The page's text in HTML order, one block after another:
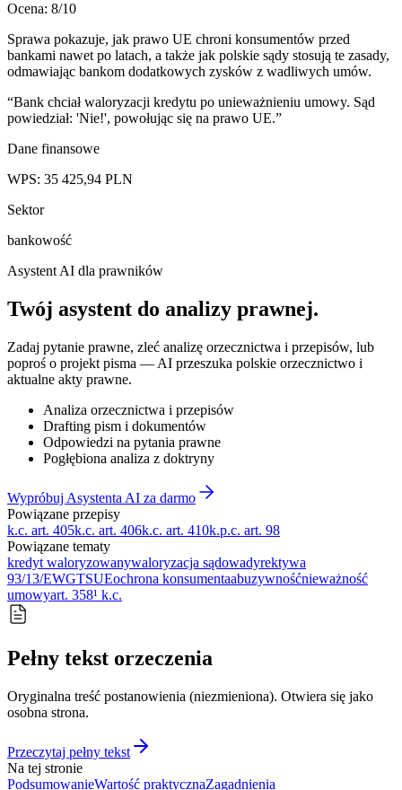
Ocena: 8/10
Sprawa pokazuje, jak prawo UE chroni konsumentów przed
bankami nawet po latach, a także jak polskie sądy stosują te zasady,
odmawiając bankom dodatkowych zysków z wadliwych umów.
“Bank chciał waloryzacji kredytu po unieważnieniu umowy. Sąd
powiedział: 'Nie!', powołując się na prawo UE.”
Dane finansowe
WPS: 35 425,94 PLN
Sektor
bankowość
Asystent AI dla prawników
Twój asystent do analizy prawnej.
Zadaj pytanie prawne, zleć analizę orzecznictwa i przepisów, lub
poproś o projekt pisma — AI przeszuka polskie orzecznictwo i
aktualne akty prawne.
Analiza orzecznictwa i przepisów
Drafting pism i dokumentów
Odpowiedzi na pytania prawne
Pogłębiona analiza z doktryny
Wypróbuj Asystenta AI za darmo
Powiązane przepisy
k.c. art. 405k.c. art. 406k.c. art. 410k.p.c. art. 98
Powiązane tematy
kredyt waloryzowanywaloryzacja sądowadyrektywa
93/13/EWGTSUEochrona konsumentaabuzywnośćnieważność
umowyart. 358¹ k.c.
Pełny tekst orzeczenia
Oryginalna treść postanowienia (niezmieniona). Otwiera się jako
osobna strona.
Przeczytaj pełny tekst
Na tej stronie
PodsumowanieWartość praktycznaZagadnienia